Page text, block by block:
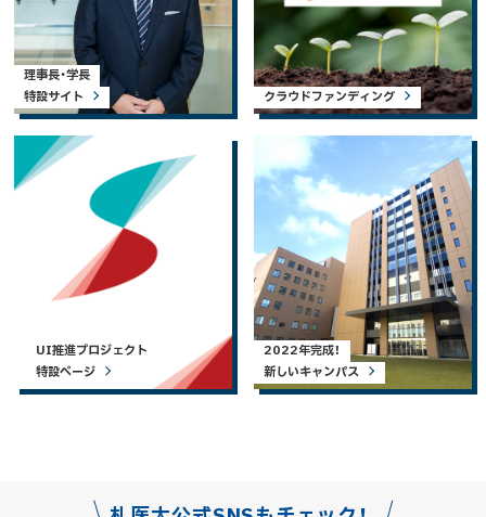
理事長・学長
特設サイト
クラウドファンディング
UI推進プロジェクト
特設ページ
2022年完成！
新しいキャンパス